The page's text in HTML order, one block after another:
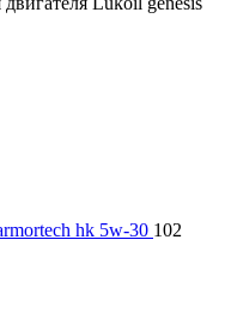
hk 5w-30 102